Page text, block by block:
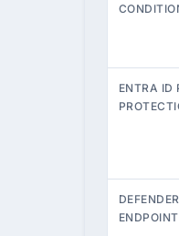
ENTRA ID
ENDPOINT